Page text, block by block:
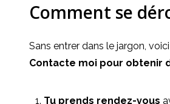
Comment se
Sans entrer dans le jargon,
Contacte moi pour obtenir
Tu prends rendez-vous